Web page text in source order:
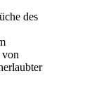
des
von